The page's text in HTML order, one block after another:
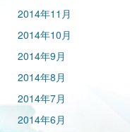
2014年11月
2014年10月
2014年9月
2014年8月
2014年7月
2014年6月